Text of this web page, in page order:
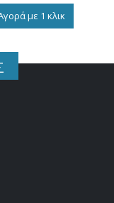
με 1 κλικ